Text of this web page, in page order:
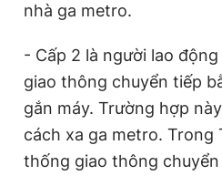
nhà ga metro.
- Cấp 2 là người lao
giao thông chuyển tiếp
gắn máy. Trường hợp
cách xa ga metro. Trong
thống giao thông